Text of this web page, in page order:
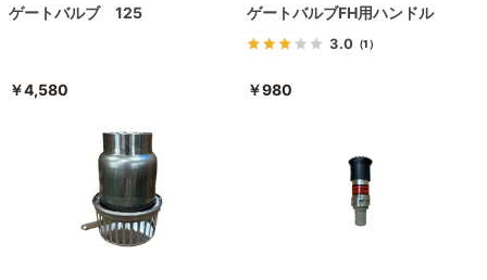
ゲートバルブ 125
￥4,580
ゲートバルブFH用ハンドル
3.0 （1）
￥980